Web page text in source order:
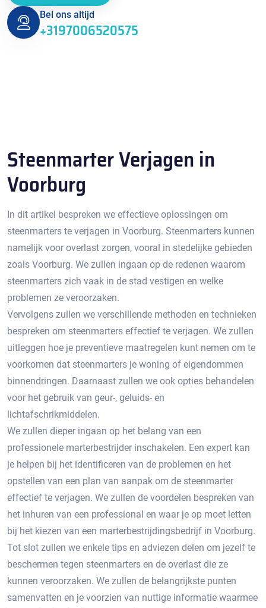
Bel ons altijd
+3197006520575
Steenmarter Verjagen in
Voorburg
In dit artikel bespreken we effectieve oplossingen om
steenmarters te verjagen in Voorburg. Steenmarters kunnen
namelijk voor overlast zorgen, vooral in stedelijke gebieden
zoals Voorburg.​ We zullen ingaan op de redenen waarom
steenmarters zich vaak in de stad vestigen en welke
problemen ze veroorzaken.​
Vervolgens zullen we verschillende methoden en technieken
bespreken om steenmarters effectief te verjagen.​ We zullen
uitleggen hoe je preventieve maatregelen kunt nemen om te
voorkomen dat steenmarters je woning of eigendommen
binnendringen.​ Daarnaast zullen we ook opties behandelen
voor het gebruik van geur-, geluids- en
lichtafschrikmiddelen.​
We zullen dieper ingaan op het belang van een
professionele marterbestrijder inschakelen.​ Een expert kan
je helpen bij het identificeren van de problemen en het
opstellen van een plan van aanpak om de steenmarter
effectief te verjagen.​ We zullen de voordelen bespreken van
het inhuren van een professional en waar je op moet letten
bij het kiezen van een marterbestrijdingsbedrijf in Voorburg.​
Tot slot zullen we enkele tips en adviezen delen om jezelf te
beschermen tegen steenmarters en de overlast die ze
kunnen veroorzaken.​ We zullen de belangrijkste punten
samenvatten en je voorzien van nuttige informatie waarmee